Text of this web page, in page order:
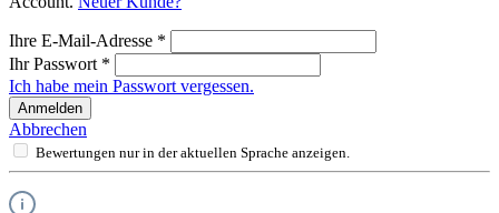
Ihre E-Mail-Adresse *
Ihr Passwort *
Ich habe mein Passwort vergessen.
Anmelden
Abbrechen
Bewertungen nur in der aktuellen Sprache anzeigen.